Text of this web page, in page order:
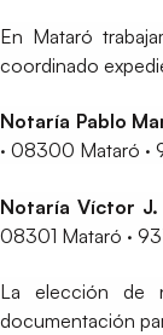
En Mataró
coordinado
Notaría Pablo
· 08300 Mataró
Notaría Víctor J.
08301 Mataró ·
La elección de
documentación